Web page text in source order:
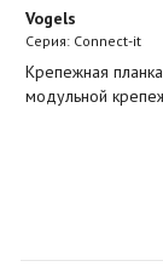
Vogels
Серия: Connect-it
Крепежная
модульной